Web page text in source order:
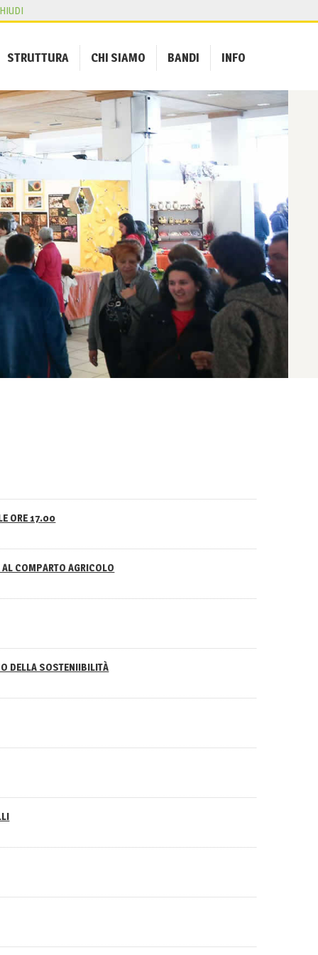
STRUTTURA CHI SIAMO BANDI INFO
ORE 17.00
COMPARTO AGRICOLO
DELLA SOSTENIIBILITÀ